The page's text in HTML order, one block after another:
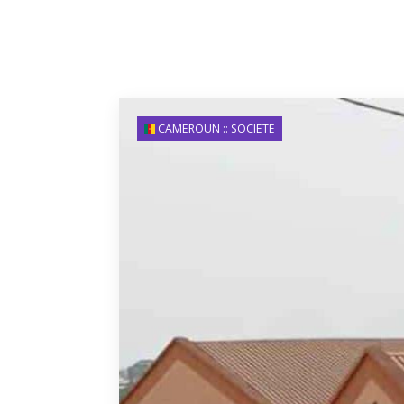
CAMEROUN :: SOCIETE